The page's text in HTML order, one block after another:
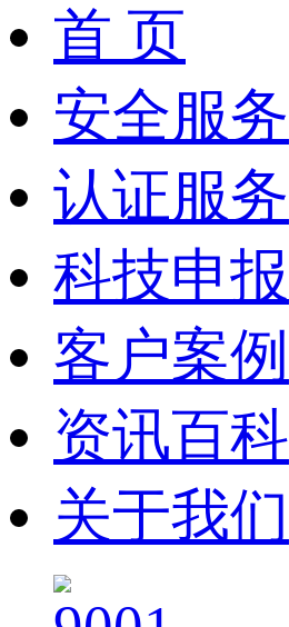
首 页
安全服务
认证服务
科技申报
客户案例
资讯百科
关于我们